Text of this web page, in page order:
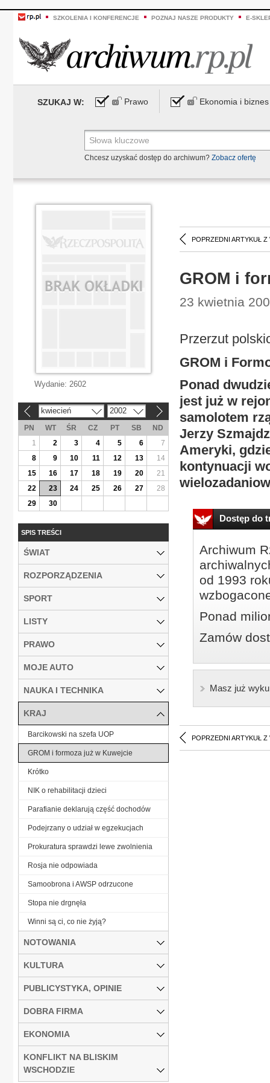
SZKOLENIA I KONFERENCJE POZNAJ NASZE PRODUKTY E-
SZUKAJ W: Prawo Ekonomia i biznes
Chcesz uzyskać dostęp do archiwum? Zobacz ofertę
POPRZEDNI ARTYKUŁ Z
GROM i
23 kwietnia
Przerzut
GROM i
Ponad
jest już w
samolotem
Jerzy
Ameryki,
kontynuacji
Dostęp do
Archiwum
od 1993
Ponad
Zamów
Masz już
POPRZEDNI ARTYKUŁ Z
Wydanie: 2602
kwiecień 2002
PN WT ŚR CZ PT SB
ND
1
2 3 4 5 6
7
8
9 10 11 12 13
14
15
16 17 18 19 20
21
22
23 24 25 26 27
28
29
30
SPIS TREŚCI
ŚWIAT
ROZPORZĄDZENIA
SPORT
LISTY
PRAWO
MOJE AUTO
NAUKA I TECHNIKA
KRAJ
Barcikowski na szefa UOP
GROM i formoza już w Kuwejcie
Krótko
NIK o rehabilitacji dzieci
Parafianie deklarują część dochodów
Podejrzany o udział w egzekucjach
Prokuratura sprawdzi lewe zwolnienia
Rosja nie odpowiada
Samoobrona i AWSP odrzucone
Stopa nie drgnęła
Winni są ci, co nie żyją?
NOTOWANIA
KULTURA
PUBLICYSTYKA, OPINIE
DOBRA FIRMA
EKONOMIA
KONFLIKT NA BLISKIM
WSCHODZIE